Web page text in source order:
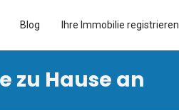
Blog Ihre Immobilie registrieren
zu Hause an